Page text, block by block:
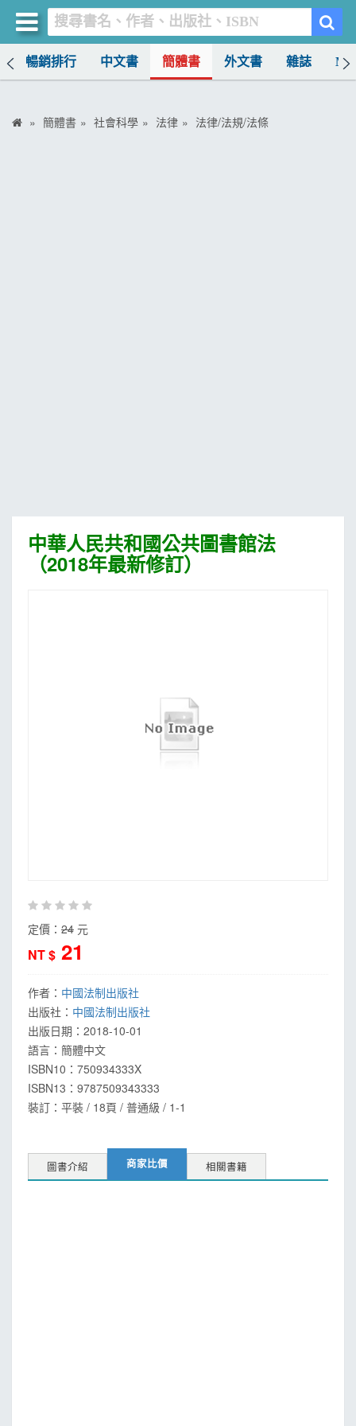
暢銷排行 中文書 簡體書 外文書 雜誌
簡體書 社會科學 法律 法律/法規/法條
中華人民共和國公共圖書館法
（2018年最新修訂）
定價： 24 元
NT $ 21
作者： 中國法制出版社
出版社： 中國法制出版社
出版日期： 2018-10-01
語言： 簡體中文
ISBN10：750934333X
ISBN13： 9787509343333
裝訂：平裝 / 18頁 / 普通級 / 1-1
圖書介紹 商家比價 相關書籍
買書網
首頁